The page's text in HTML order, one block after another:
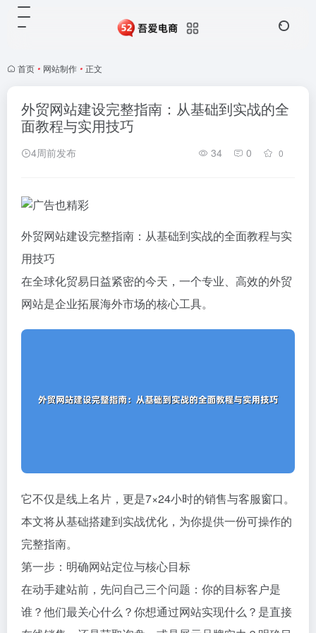
首页 • 网站制作 • 正文
外贸网站建设完整指南：从基础到实战的全
面教程与实用技巧
4周前发布 34 0 0
外贸网站建设完整指南：从基础到实战的全面教程与实
用技巧
在全球化贸易日益紧密的今天，一个专业、高效的外贸
网站是企业拓展海外市场的核心工具。
它不仅是线上名片，更是7×24小时的销售与客服窗口。
本文将从基础搭建到实战优化，为你提供一份可操作的
完整指南。
第一步：明确网站定位与核心目标
在动手建站前，先问自己三个问题：你的目标客户是
谁？他们最关心什么？你想通过网站实现什么？是直接